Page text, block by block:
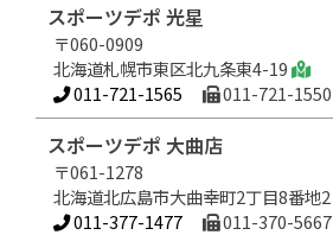
スポーツデポ 光星
〒060-0909
北海道札幌市東区北九条東4-19
011-721-1565
011-721-1550
スポーツデポ 大曲店
〒061-1278
北海道北広島市大曲幸町2丁目8番地2
011-377-1477
011-370-5667